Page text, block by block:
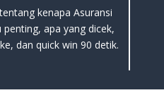
kenapa Asuransi
apa yang dicek,
dan quick win 90 detik.